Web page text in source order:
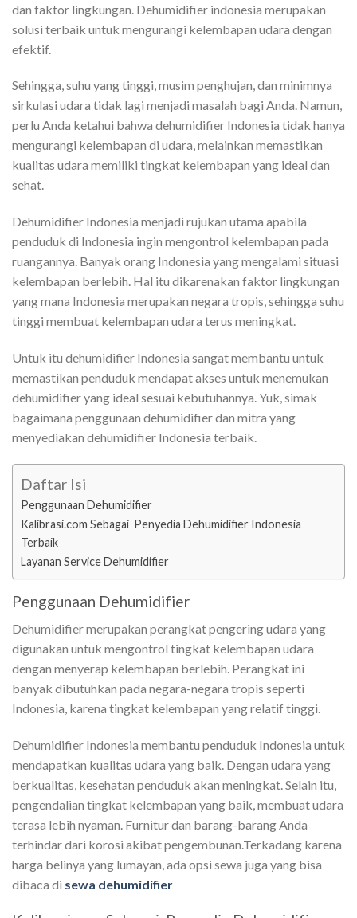
dan faktor lingkungan. Dehumidifier indonesia merupakan
solusi terbaik untuk mengurangi kelembapan udara dengan
efektif.
Sehingga, suhu yang tinggi, musim penghujan, dan minimnya
sirkulasi udara tidak lagi menjadi masalah bagi Anda. Namun,
perlu Anda ketahui bahwa dehumidifier Indonesia tidak hanya
mengurangi kelembapan di udara, melainkan memastikan
kualitas udara memiliki tingkat kelembapan yang ideal dan
sehat.
Dehumidifier Indonesia menjadi rujukan utama apabila
penduduk di Indonesia ingin mengontrol kelembapan pada
ruangannya. Banyak orang Indonesia yang mengalami situasi
kelembapan berlebih. Hal itu dikarenakan faktor lingkungan
yang mana Indonesia merupakan negara tropis, sehingga suhu
tinggi membuat kelembapan udara terus meningkat.
Untuk itu dehumidifier Indonesia sangat membantu untuk
memastikan penduduk mendapat akses untuk menemukan
dehumidifier yang ideal sesuai kebutuhannya. Yuk, simak
bagaimana penggunaan dehumidifier dan mitra yang
menyediakan dehumidifier Indonesia terbaik.
Daftar Isi
Penggunaan Dehumidifier
Kalibrasi.com Sebagai Penyedia Dehumidifier Indonesia
Terbaik
Layanan Service Dehumidifier
Penggunaan Dehumidifier
Dehumidifier merupakan perangkat pengering udara yang
digunakan untuk mengontrol tingkat kelembapan udara
dengan menyerap kelembapan berlebih. Perangkat ini
banyak dibutuhkan pada negara-negara tropis seperti
Indonesia, karena tingkat kelembapan yang relatif tinggi.
Dehumidifier Indonesia membantu penduduk Indonesia untuk
mendapatkan kualitas udara yang baik. Dengan udara yang
berkualitas, kesehatan penduduk akan meningkat. Selain itu,
pengendalian tingkat kelembapan yang baik, membuat udara
terasa lebih nyaman. Furnitur dan barang-barang Anda
terhindar dari korosi akibat pengembunan.Terkadang karena
harga belinya yang lumayan, ada opsi sewa juga yang bisa
dibaca di sewa dehumidifier